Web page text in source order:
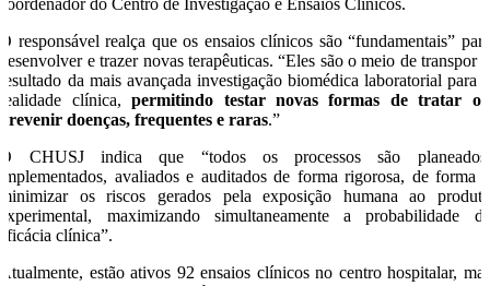
coordenador do Centro de Investigação e Ensaios Clínicos.
O responsável realça que os ensaios clínicos são “fundamentais” para
desenvolver e trazer novas terapêuticas. “Eles são o meio de transpor o
resultado da mais avançada investigação biomédica laboratorial para a
realidade clínica,permitindo testar novas formas de tratar ou
prevenir doenças, frequentes e raras.”
O CHUSJ indica que “todos os processos são planeados,
implementados, avaliados e auditados de forma rigorosa, de forma a
minimizar os riscos gerados pela exposição humana ao produto
experimental, maximizando simultaneamente a probabilidade de
eficácia clínica”.
Atualmente, estão ativos 92 ensaios clínicos no centro hospitalar, mas